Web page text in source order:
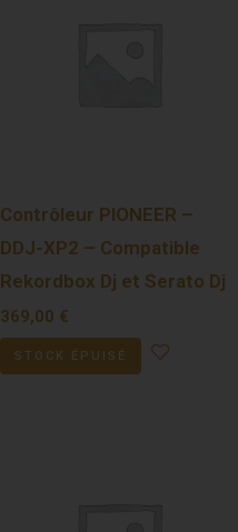
Contrôleur PIONEER –
DDJ-XP2 – Compatible
Rekordbox Dj et Serato Dj
369,00 €
STOCK ÉPUISÉ